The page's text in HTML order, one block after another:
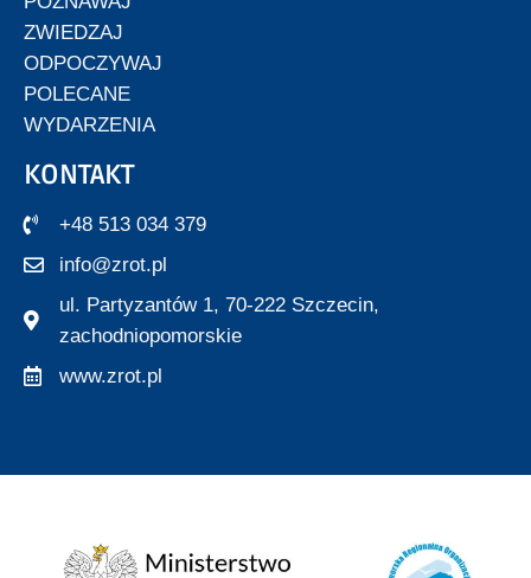
ZWIEDZAJ
ODPOCZYWAJ
POLECANE
WYDARZENIA
KONTAKT
+48 513 034 379
info@zrot.pl
ul. Partyzantów 1, 70-222 Szczecin,
zachodniopomorskie
www.zrot.pl